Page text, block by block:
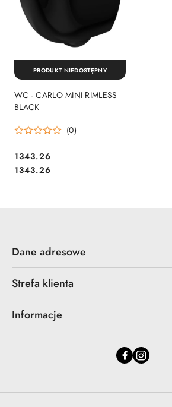
WC - CARLO MINI RIMLESS
BLACK
(0)
Cena:
1343.26
Cena:
1343.26
PRODUKT NIEDOSTĘPNY
Dane adresowe
Strefa klienta
Informacje